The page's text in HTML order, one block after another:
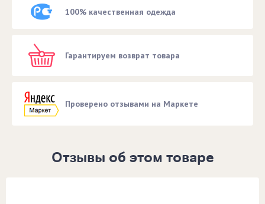
100% качественная одежда
Гарантируем возврат товара
Проверено отзывами на Маркете
Отзывы об этом товаре